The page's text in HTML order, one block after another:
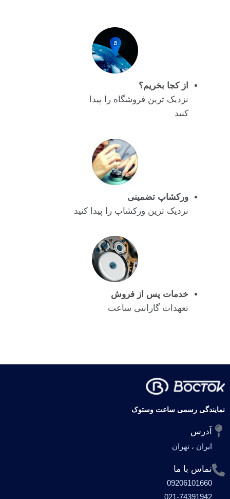
از کجا بخریم؟
نزدیک ترین فروشگاه را پیدا
کنید
ورکشاپ تضمینی
نزدیک ترین ورکشاپ را پیدا کنید
خدمات پس از فروش
تعهدات گارانتی ساعت
نمایندگی رسمی ساعت وستوک
آدرس
ایران ، تهران
تماس با ما
09206101660
021-74391942